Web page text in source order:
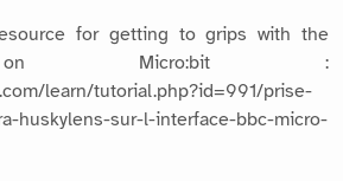
for getting to grips with the
on Micro:bit :
learn/tutorial.php?id=991/prise-
huskylens-sur-l-interface-bbc-micro-